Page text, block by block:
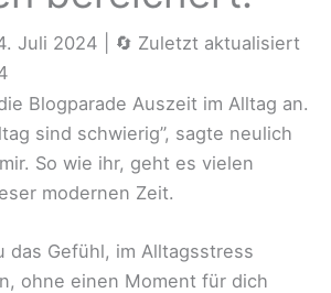
Juli 2024
🔄 Zuletzt aktualisiert
sind schwierig”, sagte neulich
So wie ihr, geht es vielen
modernen Zeit.
das Gefühl, im Alltagsstress
ohne einen Moment für dich